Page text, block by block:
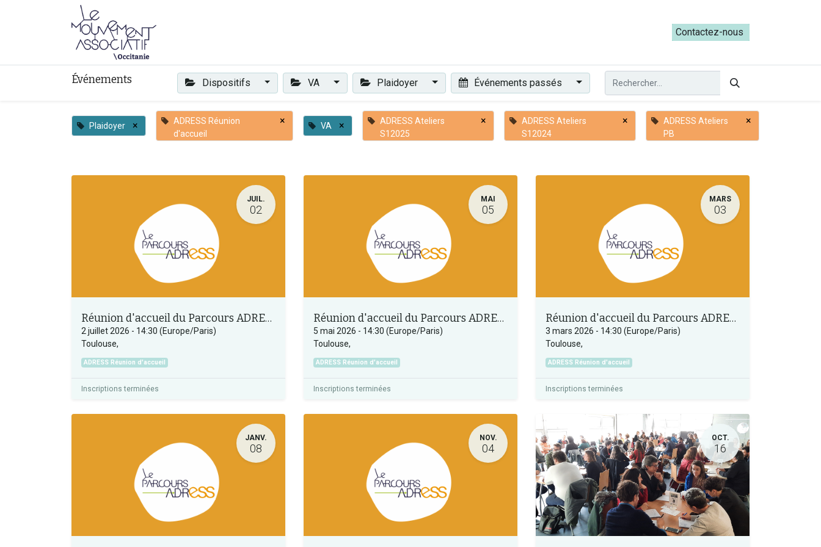
Les ateliers du Parcours ADRESS [mai-juin 2026]
Contactez-nous​​
Événements Dispositifs VA Plaidoyer Événements passés
Plaidoyer ×
ADRESS Réunion
d'accueil
× VA ×
ADRESS Ateliers
S12025
×
ADRESS Ateliers
S12024
×
ADRESS Ateliers
PB
×
JUIL.
02
Réunion d'accueil du Parcours ADRESS
2 juillet 2026 - 14:30 (Europe/Paris)
Toulouse,
ADRESS Réunion d'accueil
Inscriptions terminées
MAI
05
Réunion d'accueil du Parcours ADRESS
5 mai 2026 - 14:30 (Europe/Paris)
Toulouse,
ADRESS Réunion d'accueil
Inscriptions terminées
MARS
03
Réunion d'accueil du Parcours ADRESS
3 mars 2026 - 14:30 (Europe/Paris)
Toulouse,
ADRESS Réunion d'accueil
Inscriptions terminées
JANV.
08
NOV.
04
OCT.
16